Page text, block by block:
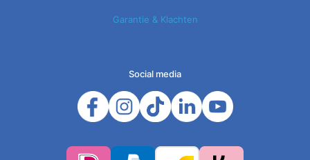
Garantie & Klachten
Social media